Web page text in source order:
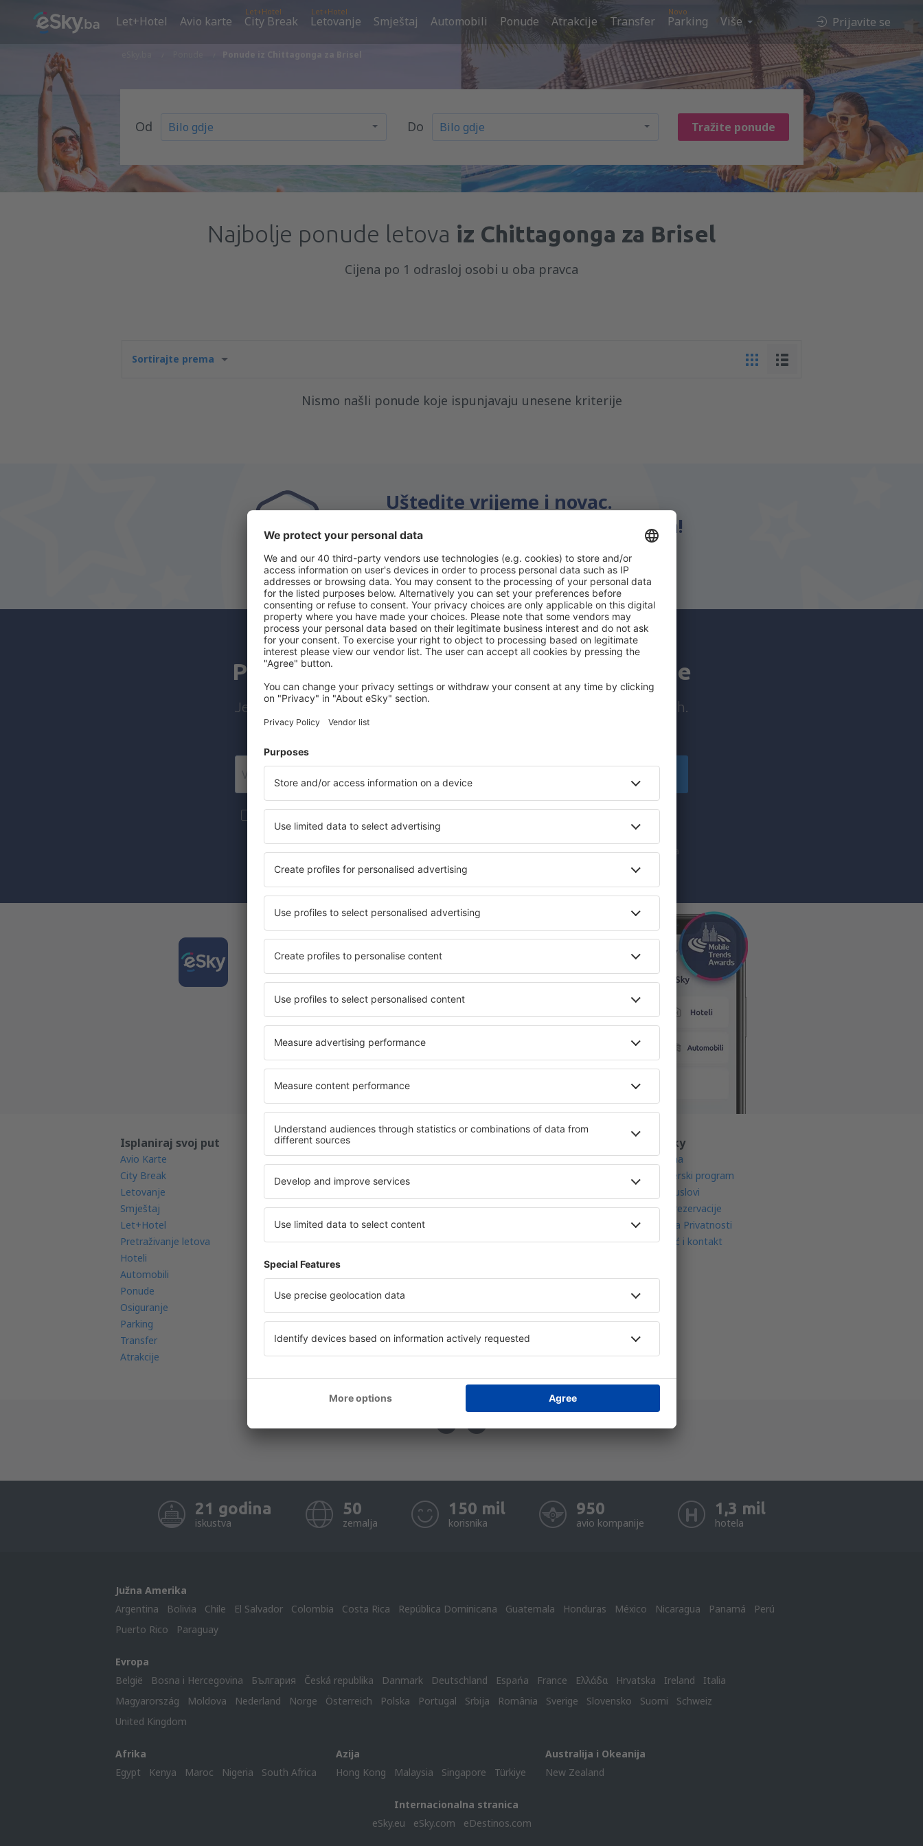
Let+Hotel Avio karte
Let+Hotel
City Break
Let+Hotel
Letovanje Smještaj Automobili Ponude Atrakcije Transfer
Novo
Parking Više Prijavite se
Od Do Tražite ponude
Najbolje ponude letova iz Chittagonga za Brisel
Cijena po 1 odrasloj osobi u oba pravca
Sortirajte prema
Nismo našli ponude koje ispunjavaju unesene kriterije
Uštedite vrijeme i novac.
Rezervišite let+hotel na eSky.ba!
Provjeri
Pretplatnici e-letaka putuju više za manje
Jeftini letovi, city breaks, odmori - primite jedinstvene ponude prije svih.
Šaljemo samo najbolje, putnička riječ!
informacije od strane eSky.pl S.A. na e-mail adresu koju sam naveo/la.
Označenje checkboxa, unošenje e-mail adrese i i odabir „Sačuvajte” (sveukupno) označava da prihvatate da
se vaši lični podaci obrađuju
Preuzmi aplikacijui planiraj
putovanja
Jedna od najboljih aplikacija u kategoriji putovanja
Nove dnevne ponude pod Vašim prstima
Sve rezervacije na jednom mjestu
Isplaniraj svoj put
Avio Karte
City Break
Letovanje
Smještaj
Let+Hotel
Pretraživanje letova
Hoteli
Automobili
Ponude
Osiguranje
Parking
Transfer
Atrakcije
Saznaj više
Mobilna aplikacija
Radar letova
Nacionalne aviokompanije
Recenzije aviokompanije
Aerodromi
Recenzije aerodroma
Informacije o prtljagu
Wizz Air
Turkish Airlines
Eurowings
O eSky
O nama
Partnerski program
Opšti uslovi
Moje rezervacije
Politika Privatnosti
Pomoć i kontakt
21 godina
iskustva
50
zemalja
150 mil
korisnika
950
avio kompanije
1,3 mil
hotela
Južna Amerika
Argentina
Bolivia Chile El Salvador Colombia Costa Rica República Dominicana Guatemala Honduras México Nicaragua Panamá
Perú
Puerto Rico
Paraguay
Evropa
België
Bosna i Hercegovina България Česká republika Danmark Deutschland Espańa France Ελλάδα Hrvatska Ireland
Italia
Magyarország
Moldova Nederland Norge Österreich Polska Portugal Srbija România Sverige Slovensko Suomi
Schweiz
United Kingdom
Afrika
Egypt
Kenya Maroc Nigeria South Africa
Azija
Hong Kong
Malaysia Singapore Türkiye
Australija i Okeanija
New Zealand
Internacionalna stranica
eSky.eu
eSky.com eDestinos.com